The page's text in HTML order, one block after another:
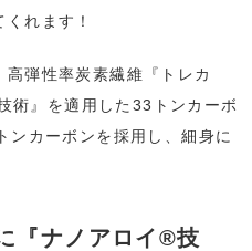
れます！
弾性率炭素繊維『トレカ
』を適用した33トンカーボ
ンカーボンを採用し、細身に
『ナノアロイ®技